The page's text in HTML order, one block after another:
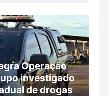
Operação
investigado
de drogas